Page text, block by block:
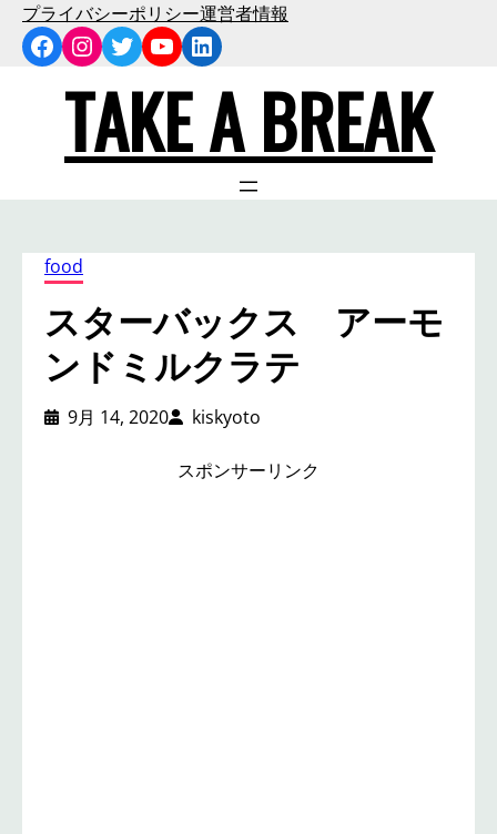
プライバシーポリシー運営者情報
Facebook
Instagram
Twitter
YouTube
LinkedIn
TAKE A BREAK
food
スターバックス アーモ
ンドミルクラテ
9月 14, 2020 kiskyoto
スポンサーリンク